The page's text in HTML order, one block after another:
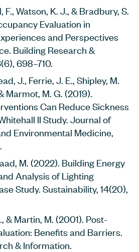
F., Watson, K. J., & Bradbury, S.
Evaluation in
and Perspectives
Building Research &
698–710.
J., Ferrie, J. E., Shipley, M.
Marmot, M. G. (2019).
Can Reduce Sickness
II Study. Journal of
Environmental Medicine,
M. (2022). Building Energy
Analysis of Lighting
Study. Sustainability, 14(20),
& Martin, M. (2001). Post-
Benefits and Barriers.
& Information.